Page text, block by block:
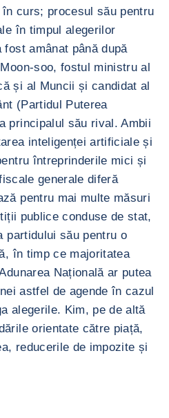
curs; procesul său pentru
în timpul alegerilor
amânat până după
soo, fostul ministru al
și al Muncii și candidat al
(Partidul Puterea
principalul său rival. Ambii
inteligenței artificiale și
întreprinderile mici și
generale diferă
pentru mai multe măsuri
publice conduse de stat,
partidului său pentru o
în timp ce majoritatea
Națională ar putea
astfel de agende în cazul
alegerile. Kim, pe de altă
orientate către piață,
reducerile de impozite și